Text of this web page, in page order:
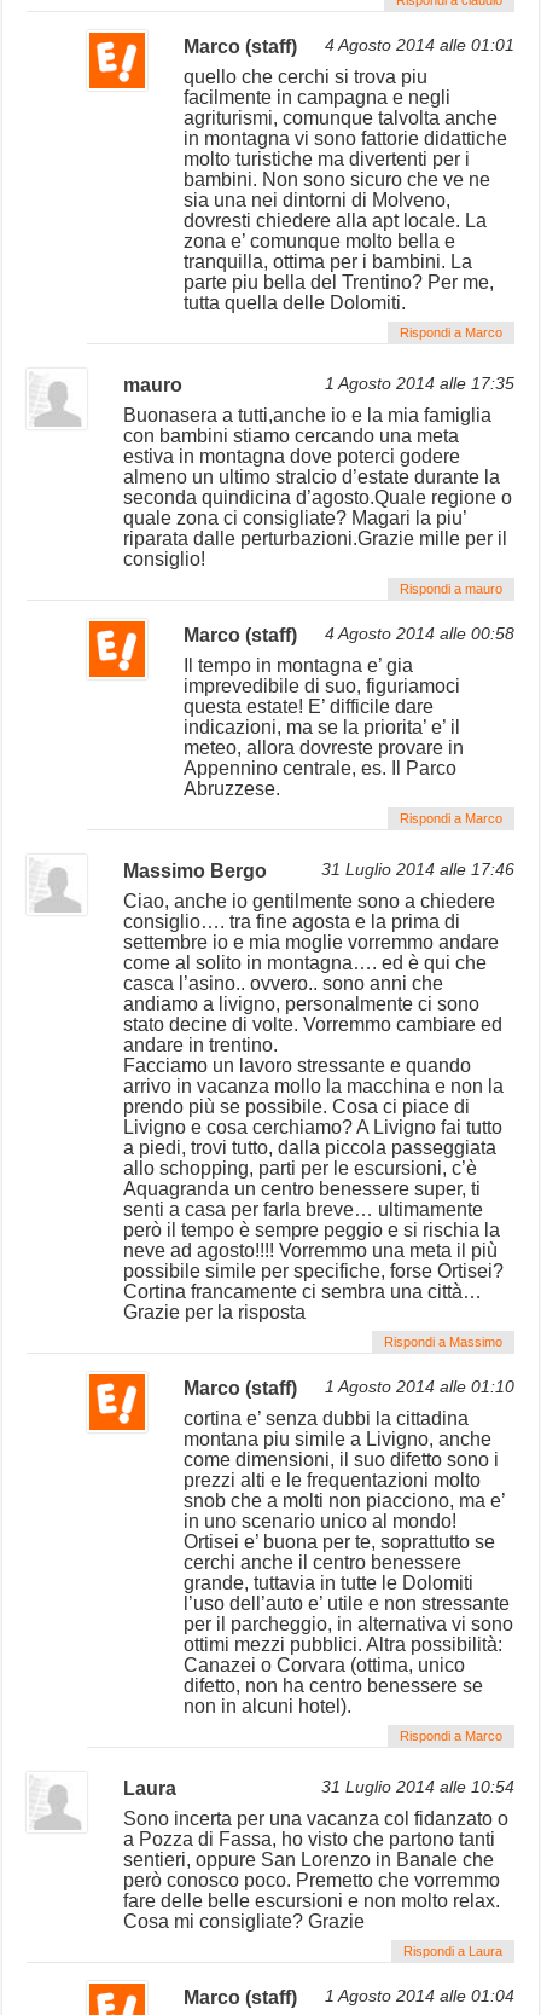
Marco (staff) 4 Agosto 2014 alle 01:01
quello che cerchi si trova piu
facilmente in campagna e negli
agriturismi, comunque talvolta anche
in montagna vi sono fattorie didattiche
molto turistiche ma divertenti per i
bambini. Non sono sicuro che ve ne
sia una nei dintorni di Molveno,
dovresti chiedere alla apt locale. La
zona e’ comunque molto bella e
tranquilla, ottima per i bambini. La
parte piu bella del Trentino? Per me,
tutta quella delle Dolomiti.
Rispondi a Marco
mauro 1 Agosto 2014 alle 17:35
Buonasera a tutti,anche io e la mia famiglia
con bambini stiamo cercando una meta
estiva in montagna dove poterci godere
almeno un ultimo stralcio d’estate durante la
seconda quindicina d’agosto.Quale regione o
quale zona ci consigliate? Magari la piu’
riparata dalle perturbazioni.Grazie mille per il
consiglio!
Rispondi a mauro
Marco (staff) 4 Agosto 2014 alle 00:58
Il tempo in montagna e’ gia
imprevedibile di suo, figuriamoci
questa estate! E’ difficile dare
indicazioni, ma se la priorita’ e’ il
meteo, allora dovreste provare in
Appennino centrale, es. Il Parco
Abruzzese.
Rispondi a Marco
Massimo Bergo 31 Luglio 2014 alle 17:46
Ciao, anche io gentilmente sono a chiedere
consiglio…. tra fine agosta e la prima di
settembre io e mia moglie vorremmo andare
come al solito in montagna…. ed è qui che
casca l’asino.. ovvero.. sono anni che
andiamo a livigno, personalmente ci sono
stato decine di volte. Vorremmo cambiare ed
andare in trentino.
Facciamo un lavoro stressante e quando
arrivo in vacanza mollo la macchina e non la
prendo più se possibile. Cosa ci piace di
Livigno e cosa cerchiamo? A Livigno fai tutto
a piedi, trovi tutto, dalla piccola passeggiata
allo schopping, parti per le escursioni, c’è
Aquagranda un centro benessere super, ti
senti a casa per farla breve… ultimamente
però il tempo è sempre peggio e si rischia la
neve ad agosto!!!! Vorremmo una meta il più
possibile simile per specifiche, forse Ortisei?
Cortina francamente ci sembra una città…
Grazie per la risposta
Rispondi a Massimo
Marco (staff) 1 Agosto 2014 alle 01:10
cortina e’ senza dubbi la cittadina
montana piu simile a Livigno, anche
come dimensioni, il suo difetto sono i
prezzi alti e le frequentazioni molto
snob che a molti non piacciono, ma e’
in uno scenario unico al mondo!
Ortisei e’ buona per te, soprattutto se
cerchi anche il centro benessere
grande, tuttavia in tutte le Dolomiti
l’uso dell’auto e’ utile e non stressante
per il parcheggio, in alternativa vi sono
ottimi mezzi pubblici. Altra possibilità:
Canazei o Corvara (ottima, unico
difetto, non ha centro benessere se
non in alcuni hotel).
Rispondi a Marco
Laura 31 Luglio 2014 alle 10:54
Sono incerta per una vacanza col fidanzato o
a Pozza di Fassa, ho visto che partono tanti
sentieri, oppure San Lorenzo in Banale che
però conosco poco. Premetto che vorremmo
fare delle belle escursioni e non molto relax.
Cosa mi consigliate? Grazie
Rispondi a Laura
Marco (staff) 1 Agosto 2014 alle 01:04